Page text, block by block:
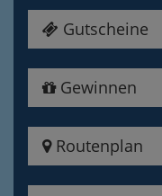
Gutscheine
Gewinnen
Routenplan